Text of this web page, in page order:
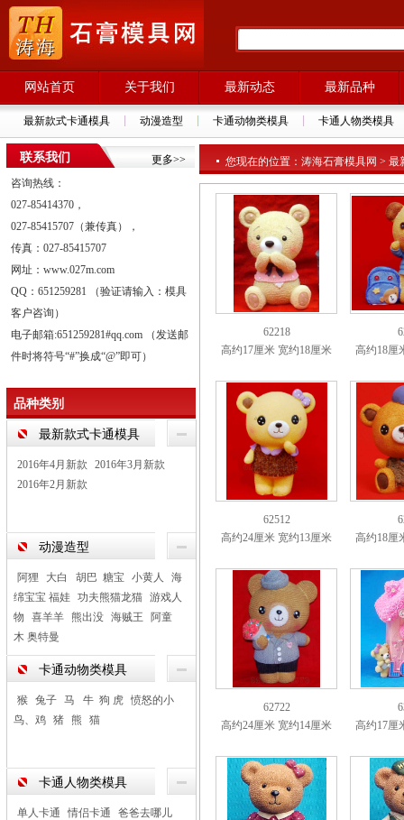
网站首页 关于我们 最新动态 最新品种
最新款式卡通模具 动漫造型 卡通动物类模具 卡通人物类模具
更多>>
联系我们
咨询热线：
027-85414370，
027-85415707（兼传真），
传真：027-85415707
网址：www.027m.com
QQ：651259281 （验证请输入：模具
客户咨询）
电子邮箱:651259281#qq.com （发送邮
件时将符号“#”换成“@”即可）
品种类别
最新款式卡通模具
2016年4月新款
2016年3月新款
2016年2月新款
动漫造型
阿狸 大白 胡巴 糖宝 小黄人
海
绵宝宝 福娃 功夫熊猫龙猫 游戏人
物
喜羊羊 熊出没 海贼王
阿童
木 奥特曼
卡通动物类模具
猴 兔子 马 牛 狗 虎 愤怒的小
鸟、鸡 猪 熊 猫
卡通人物类模具
单人卡通 情侣卡通
爸爸去哪儿
您现在的位置：涛海石膏模具网 >
62218
高约17厘米 宽约18厘米
高约18厘
62512
高约24厘米 宽约13厘米
高约18厘
62722
高约24厘米 宽约14厘米
高约17厘